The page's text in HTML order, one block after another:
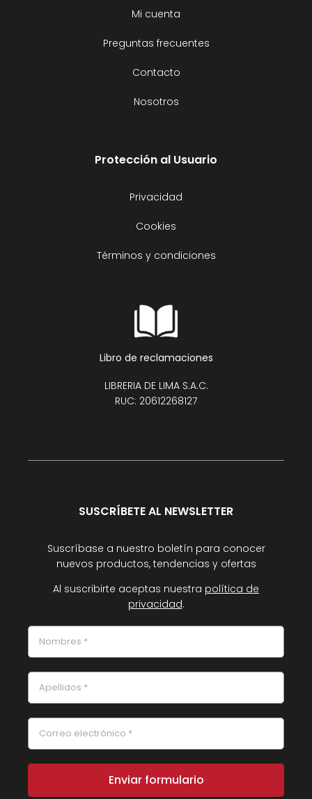
Mi cuenta
Preguntas frecuentes
Contacto
Nosotros
Protección al Usuario
Privacidad
Cookies
Términos y condiciones
Libro de reclamaciones
LIBRERIA DE LIMA S.A.C.
RUC: 20612268127
SUSCRÍBETE AL NEWSLETTER
Suscríbase a nuestro boletín para conocer
nuevos productos, tendencias y ofertas
Al suscribirte aceptas nuestra política de
privacidad.